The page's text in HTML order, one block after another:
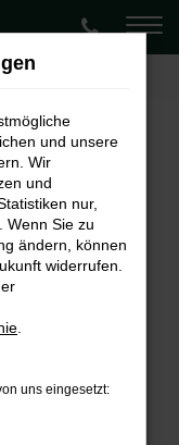
können:
deine
deine
und unsere
Wir
und
nur,
Wenn Sie zu
ändern, können
widerrufen.
uns eingesetzt: